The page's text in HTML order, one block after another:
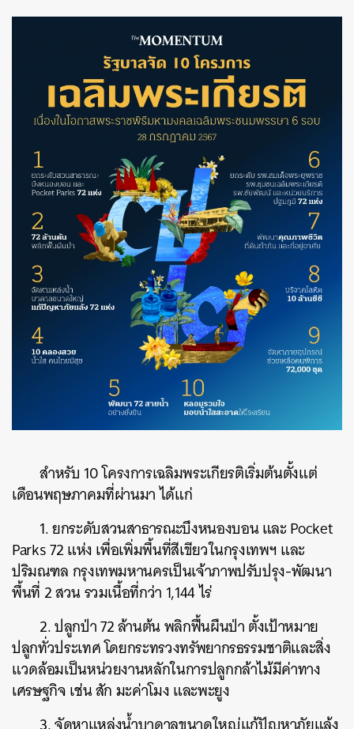
สำหรับ 10 โครงการเฉลิมพระเกียรติเริ่มต้นตั้งแต่
เดือนพฤษภาคมที่ผ่านมา ได้แก่
1. ยกระดับสวนสาธารณะบึงหนองบอน และ Pocket
Parks 72 แห่ง เพื่อเพิ่มพื้นที่สีเขียวในกรุงเทพฯ และ
ปริมณฑล กรุงเทพมหานครเป็นเจ้าภาพปรับปรุง-พัฒนา
พื้นที่ 2 สวน รวมเนื้อที่กว่า 1,144 ไร่
2. ปลูกป่า 72 ล้านต้น พลิกฟื้นผืนป่า ตั้งเป้าหมาย
ปลูกทั่วประเทศ โดยกระทรวงทรัพยากรธรรมชาติและสิ่ง
แวดล้อมเป็นหน่วยงานหลักในการปลูกกล้าไม้มีค่าทาง
เศรษฐกิจ เช่น สัก มะค่าโมง และพะยูง